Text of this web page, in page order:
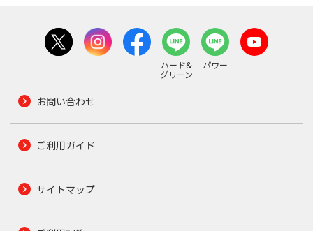
ハード&
グリーン
パワー
お問い合わせ
ご利用ガイド
サイトマップ